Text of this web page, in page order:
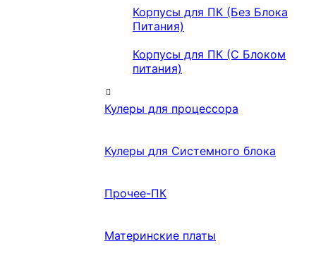
Корпусы для ПК (Без Блока
Питания)
Корпусы для ПК (С Блоком
питания)
Кулеры для процессора
Кулеры для Системного блока
Прочее-ПК
Материнские платы